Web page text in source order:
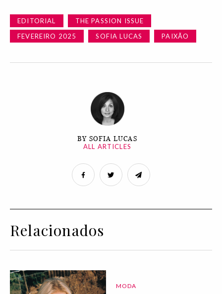
EDITORIAL
THE PASSION ISSUE
FEVEREIRO 2025
SOFIA LUCAS PAIXÃO
BY SOFIA LUCAS
ALL ARTICLES
Relacionados
MODA